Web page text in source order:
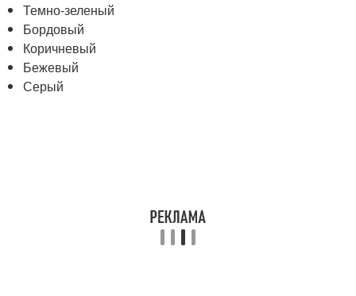
Темно-зеленый
Бордовый
Коричневый
Бежевый
Серый